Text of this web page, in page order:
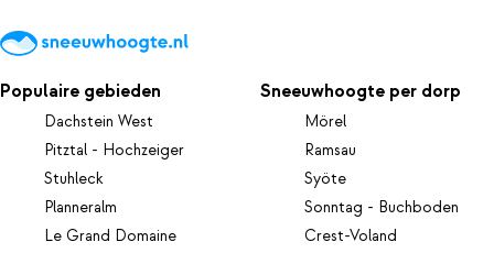
Populaire gebieden
Dachstein West
Pitztal - Hochzeiger
Stuhleck
Planneralm
Le Grand Domaine
Sneeuwhoogte per dorp
Mörel
Ramsau
Syöte
Sonntag - Buchboden
Crest-Voland